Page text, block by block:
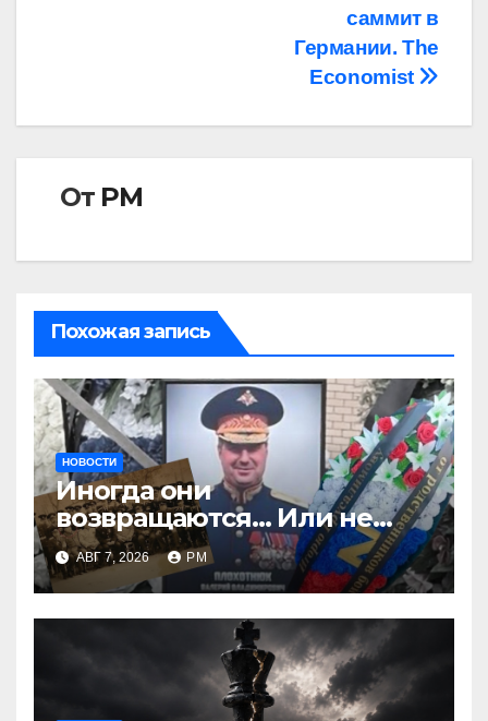
саммит в
Германии. The
Economist
От РМ
Похожая запись
НОВОСТИ
Иногда они
возвращаются… Или не
возвращаются
АВГ 7, 2026 РМ